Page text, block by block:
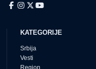
KATEGORIJE
Srbija
Vesti
Region